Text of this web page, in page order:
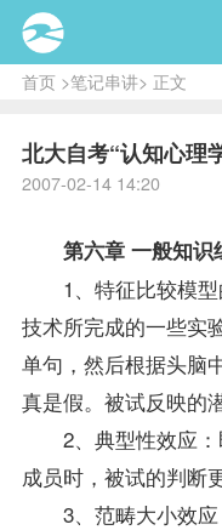
首页>笔记串讲> 正文
北大自考“认知心理
2007-02-14 14:20
第六章 一般知识
1、特征比较模型
技术所完成的一些实
单句，然后根据头脑
真是假。被试反映的
2、典型性效应：
成员时，被试的判断
3、范畴大小效应